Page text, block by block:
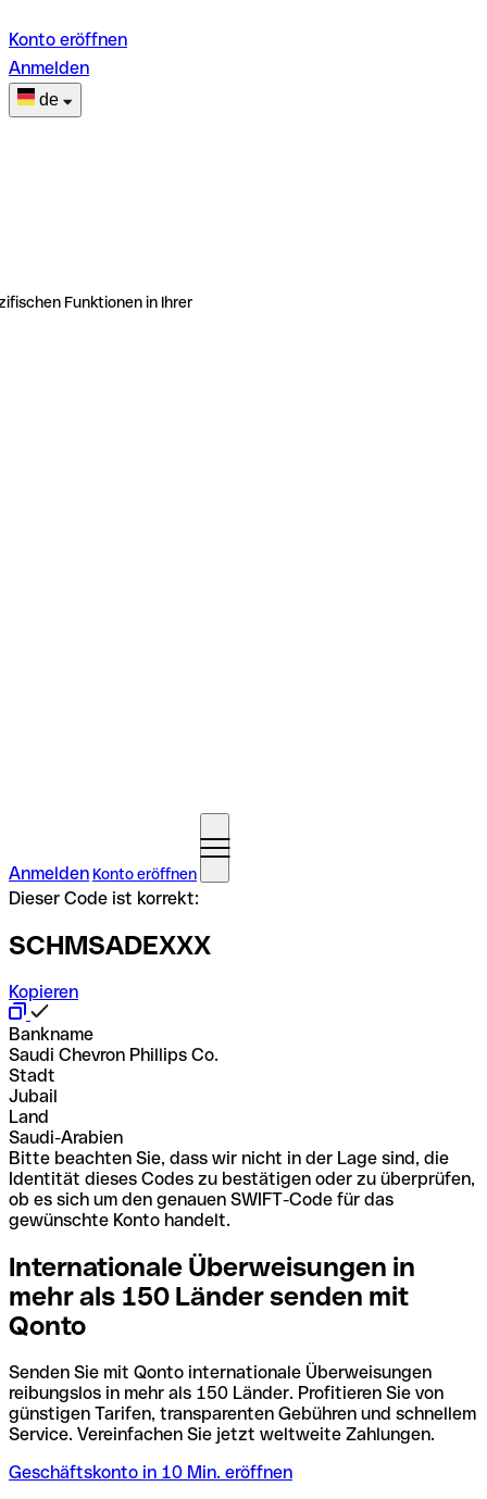
Konto eröffnen
Anmelden
de
Funktionen in Ihrer
Anmelden Konto eröffnen
Dieser Code ist korrekt:
SCHMSADEXXX
Kopieren
Bankname
Saudi Chevron Phillips Co.
Stadt
Jubail
Land
Saudi-Arabien
Bitte beachten Sie, dass wir nicht in der Lage sind, die
Identität dieses Codes zu bestätigen oder zu überprüfen,
ob es sich um den genauen SWIFT-Code für das
gewünschte Konto handelt.
Internationale Überweisungen in
mehr als 150 Länder senden mit
Qonto
Senden Sie mit Qonto internationale Überweisungen
reibungslos in mehr als 150 Länder. Profitieren Sie von
günstigen Tarifen, transparenten Gebühren und schnellem
Service. Vereinfachen Sie jetzt weltweite Zahlungen.
Geschäftskonto in 10 Min. eröffnen